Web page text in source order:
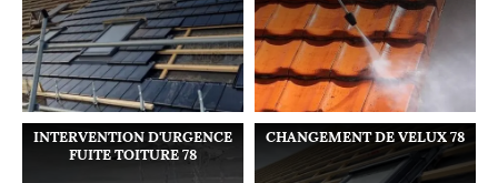
INTERVENTION D'URGENCE
FUITE TOITURE 78
CHANGEMENT DE VELUX 78